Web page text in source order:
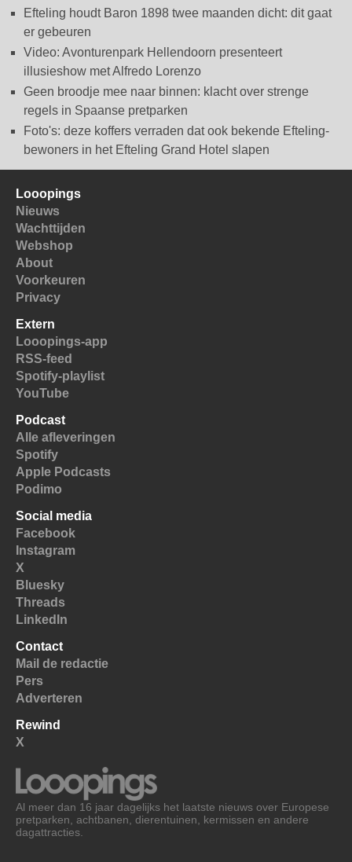
Efteling houdt Baron 1898 twee maanden dicht: dit gaat
er gebeuren
Video: Avonturenpark Hellendoorn presenteert
illusieshow met Alfredo Lorenzo
Geen broodje mee naar binnen: klacht over strenge
regels in Spaanse pretparken
Foto's: deze koffers verraden dat ook bekende Efteling-
bewoners in het Efteling Grand Hotel slapen
Looopings
Nieuws
Wachttijden
Webshop
About
Voorkeuren
Privacy
Extern
Looopings-app
RSS-feed
Spotify-playlist
YouTube
Podcast
Alle afleveringen
Spotify
Apple Podcasts
Podimo
Social media
Facebook
Instagram
X
Bluesky
Threads
LinkedIn
Contact
Mail de redactie
Pers
Adverteren
Rewind
X
Al meer dan 16 jaar dagelijks het laatste nieuws over Europese
pretparken, achtbanen, dierentuinen, kermissen en andere
dagattracties.